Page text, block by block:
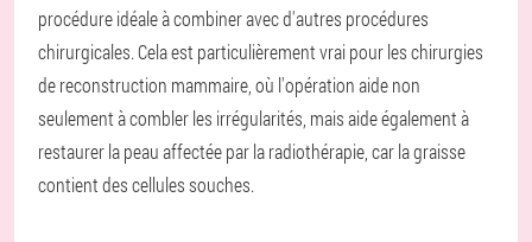
procédure idéale à combiner avec d'autres procédures
chirurgicales. Cela est particulièrement vrai pour les chirurgies
de reconstruction mammaire, où l'opération aide non
seulement à combler les irrégularités, mais aide également à
restaurer la peau affectée par la radiothérapie, car la graisse
contient des cellules souches.